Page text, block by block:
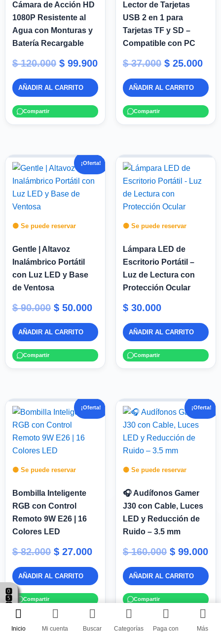
Cámara de Acción HD
1080P Resistente al
Agua con Monturas y
Batería Recargable
$120.000 $ 99.900
AÑADIR AL CARRITO
Compartir
Lector de Tarjetas
USB 2 en 1 para
Tarjetas TF y SD –
Compatible con PC
$37.000 $ 25.000
AÑADIR AL CARRITO
Compartir
¡Oferta!
🟡 Se puede reservar
Gentle | Altavoz
Inalámbrico Portátil
con Luz LED y Base
de Ventosa
$90.000
El
precio
original
era:
$ 50.000
El
precio
actual
$ 50.000.
AÑADIR AL CARRITO
Compartir
🟡 Se puede reservar
Lámpara LED de
Escritorio Portátil –
Luz de Lectura con
Protección Ocular
$ 30.000
AÑADIR AL CARRITO
Compartir
¡Oferta!
🟡 Se puede reservar
Bombilla Inteligente
RGB con Control
Remoto 9W E26 | 16
Colores LED
$82.000
El
precio
original
era:
$ 82.000.
$ 27.000
El
precio
$ 27.000.
AÑADIR AL CARRITO
Compartir
¡Oferta!
🟡 Se puede reservar
🎧 Audífonos Gamer
J30 con Cable, Luces
LED y Reducción de
Ruido – 3.5 mm
$160.000
El
precio
original
era:
$ 160.000.
$ 99.000
El
AÑADIR AL CARRITO
Compartir
Inicio Mi cuenta Buscar Categorías Paga con Más